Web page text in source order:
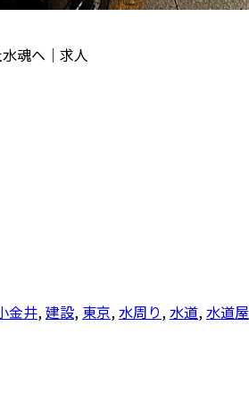
魂へ｜求人
金井,建設, 東京,水周り,水道,水道屋